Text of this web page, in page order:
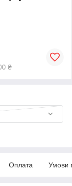
₴
Оплата Умови